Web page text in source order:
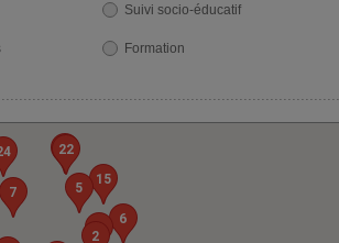
Suivi socio-éducatif
Formation
2
5
6
7
15
22
23